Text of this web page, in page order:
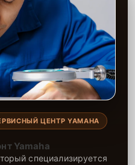
ЦЕНТР YAMAHA
Yamaha
специализируется